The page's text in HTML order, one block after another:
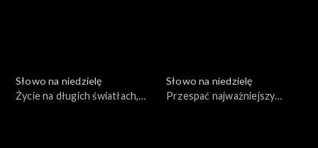
Słowo na niedzielę
Życie na długich światłach,
Słowo na niedzielę
Przespać najważniejszy